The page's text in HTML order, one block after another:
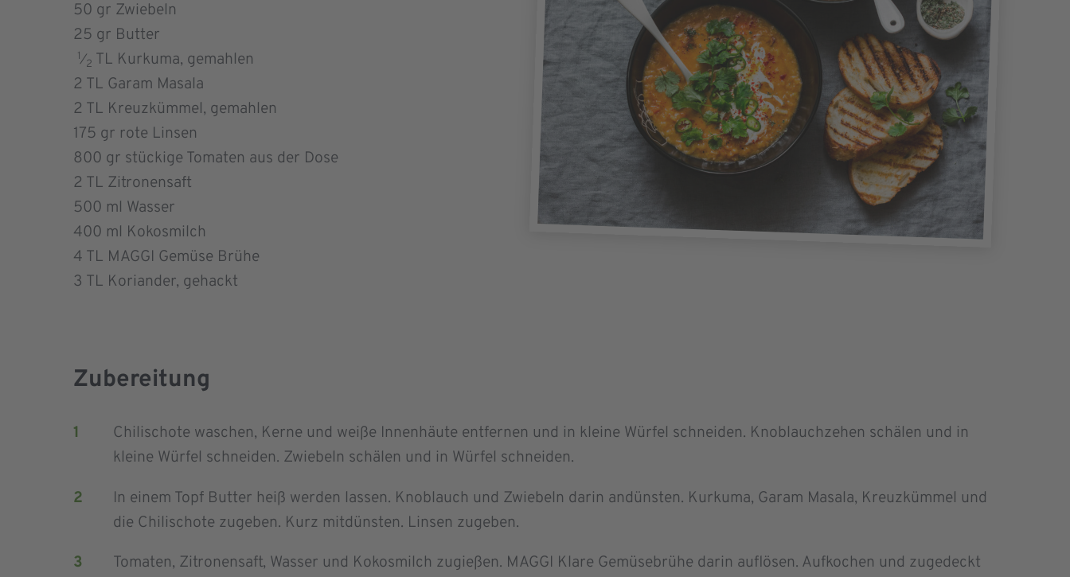
50 gr Zwiebeln
25 gr Butter
1⁄2 TL Kurkuma, gemahlen
2 TL Garam Masala
2 TL Kreuzkümmel, gemahlen
175 gr rote Linsen
800 gr stückige Tomaten aus der Dose
2 TL Zitronensaft
500 ml Wasser
400 ml Kokosmilch
4 TL MAGGI Gemüse Brühe
3 TL Koriander, gehackt
Zubereitung
Chilischote waschen, Kerne und weiße Innenhäute entfernen und in kleine Würfel schneiden. Knoblauchzehen schälen und in
kleine Würfel schneiden. Zwiebeln schälen und in Würfel schneiden.
In einem Topf Butter heiß werden lassen. Knoblauch und Zwiebeln darin andünsten. Kurkuma, Garam Masala, Kreuzkümmel und
die Chilischote zugeben. Kurz mitdünsten. Linsen zugeben.
Tomaten, Zitronensaft, Wasser und Kokosmilch zugießen. MAGGI Klare Gemüsebrühe darin auflösen. Aufkochen und zugedeckt